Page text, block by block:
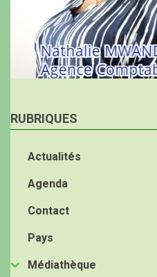
RUBRIQUES
Actualités
Agenda
Contact
Pays
Médiathèque